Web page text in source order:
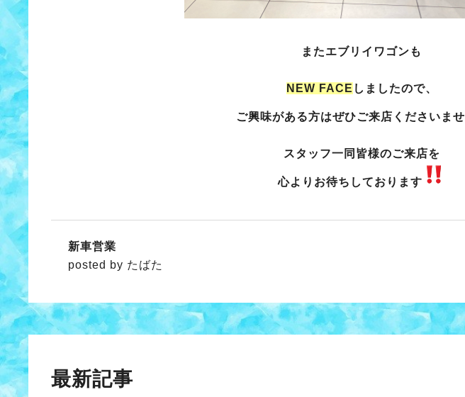
またエブリイワゴンも
NEW FACE しましたので、
ご興味がある方はぜひご来店くださいませ
スタッフ一同皆様のご来店を
心よりお待ちしております
新車営業
posted by たばた
最新記事